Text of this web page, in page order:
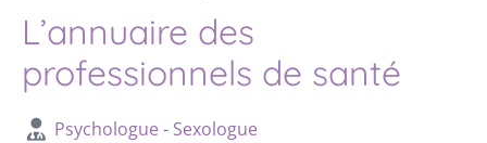
L’annuaire des
professionnels de santé
Psychologue - Sexologue